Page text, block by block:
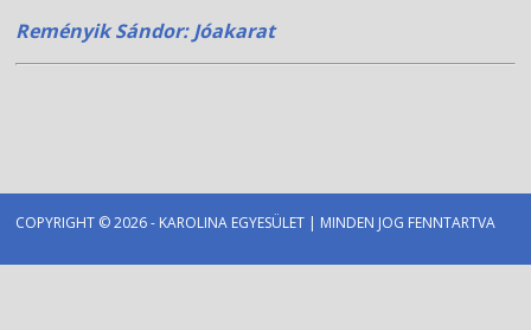
Reményik Sándor: Jóakarat
COPYRIGHT © 2026 - KAROLINA EGYESÜLET | MINDEN JOG FENNTARTVA